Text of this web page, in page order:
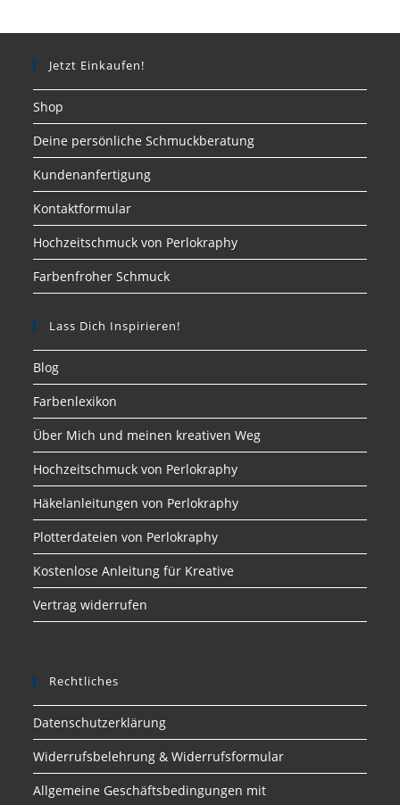
Jetzt Einkaufen!
Shop
Deine persönliche Schmuckberatung
Kundenanfertigung
Kontaktformular
Hochzeitschmuck von Perlokraphy
Farbenfroher Schmuck
Lass Dich Inspirieren!
Blog
Farbenlexikon
Über Mich und meinen kreativen Weg
Hochzeitschmuck von Perlokraphy
Häkelanleitungen von Perlokraphy
Plotterdateien von Perlokraphy
Kostenlose Anleitung für Kreative
Vertrag widerrufen
Rechtliches
Datenschutzerklärung
Widerrufsbelehrung & Widerrufsformular
Allgemeine Geschäftsbedingungen mit